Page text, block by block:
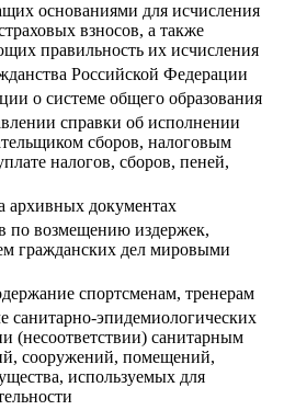
основаниями для исчисления
взносов, а также
правильность их исчисления
Российской Федерации
о системе общего образования
справки об исполнении
сборов, налоговым
налогов, сборов, пеней,
архивных документах
по возмещению издержек,
гражданских дел мировыми
спортсменам, тренерам
санитарно-эпидемиологических
(несоответствии) санитарным
сооружений, помещений,
используемых для